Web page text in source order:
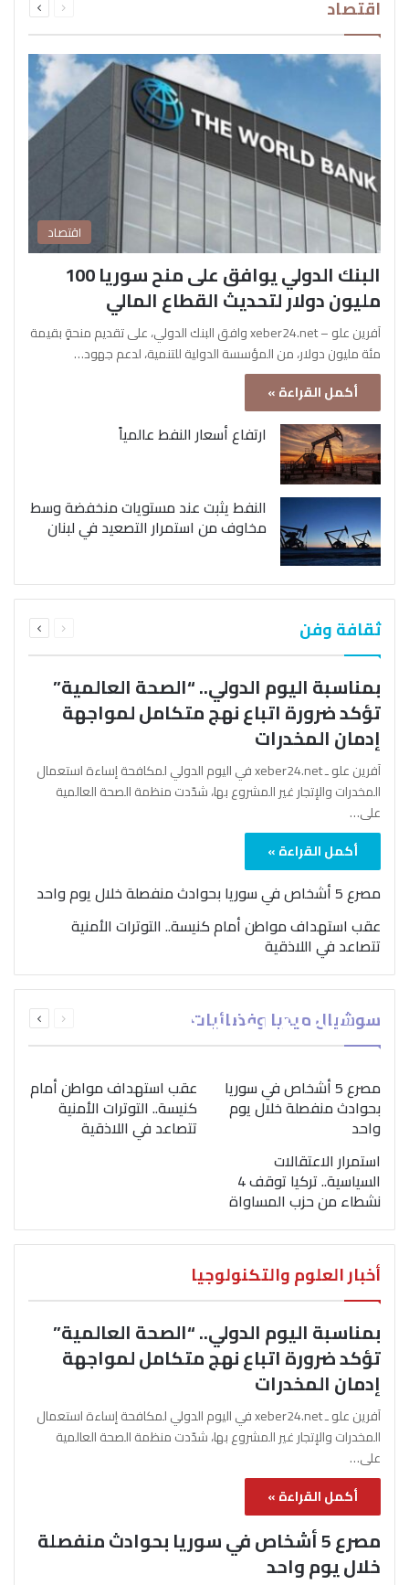
اقتصاد الصفحةالصفحة
اقتصاد
البنك الدولي يوافق على منح سوريا 100
مليون دولار لتحديث القطاع المالي
آفرين علو – xeber24.net وافق البنك الدولي، على تقديم منحةٍ بقيمة
مئة مليون دولار، من المؤسسة الدولية للتنمية، لدعم جهود…
أكمل القراءة »
ارتفاع أسعار النفط عالمياً
النفط يثبت عند مستويات منخفضة وسط
مخاوف من استمرار التصعيد في لبنان
ثقافة وفن الصفحةالصفحة
بمناسبة اليوم الدولي.. “الصحة العالمية”
تؤكد ضرورة اتباع نهج متكامل لمواجهة
إدمان المخدرات
آفرين علو ـ xeber24.net في اليوم الدولي لمكافحة إساءة استعمال
المخدرات والإتجار غير المشروع بها، شدّدت منظمة الصحة العالمية
على…
أكمل القراءة »
مصرع 5 أشخاص في سوريا بحوادث منفصلة خلال يوم واحد
عقب استهداف مواطن أمام كنيسة.. التوترات الأمنية
تتصاعد في اللاذقية
سوشيال ميديا وفضائيات الصفحةالصفحة
بمناسبة اليوم الدولي..
“الصحة العالمية” تؤكد
ضرورة اتباع نهج متكامل
لمواجهة إدمان المخدرات
مصرع 5 أشخاص في سوريا
بحوادث منفصلة خلال يوم
واحد
عقب استهداف مواطن أمام
كنيسة.. التوترات الأمنية
تتصاعد في اللاذقية
استمرار الاعتقالات
السياسية.. تركيا توقف 4
نشطاء من حزب المساواة
أخبار العلوم والتكنولوجيا
بمناسبة اليوم الدولي.. “الصحة العالمية”
تؤكد ضرورة اتباع نهج متكامل لمواجهة
إدمان المخدرات
آفرين علو ـ xeber24.net في اليوم الدولي لمكافحة إساءة استعمال
المخدرات والإتجار غير المشروع بها، شدّدت منظمة الصحة العالمية
على…
أكمل القراءة »
مصرع 5 أشخاص في سوريا بحوادث منفصلة
خلال يوم واحد